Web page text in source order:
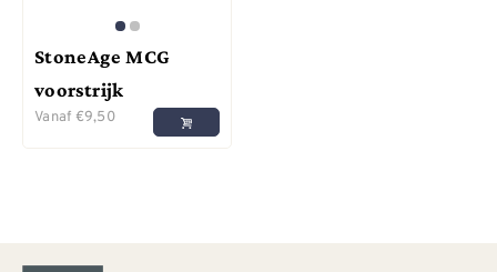
StoneAge MCG
voorstrijk
Vanaf €9,50